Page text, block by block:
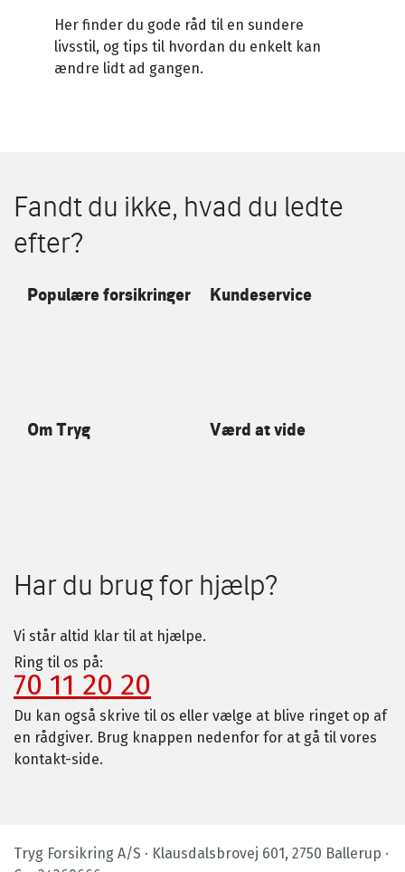
Her finder du gode råd til en sundere
livsstil, og tips til hvordan du enkelt kan
ændre lidt ad gangen.
Fandt du ikke, hvad du ledte
efter?
Populære forsikringer Kundeservice
Om Tryg Værd at vide
Har du brug for hjælp?
Vi står altid klar til at hjælpe.
Ring til os på:
70 11 20 20
Du kan også skrive til os eller vælge at blive ringet op af
en rådgiver. Brug knappen nedenfor for at gå til vores
kontakt-side.
Tryg Forsikring A/S · Klausdalsbrovej 601, 2750 Ballerup ·